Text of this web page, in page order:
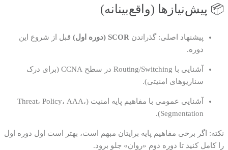
📦 پیش‌نیازها (واقع‌بینانه)
پیشنهاد اصلی: گذراندن SCOR (دوره اول)
قبل از شروع این
دوره.
آشنایی با Routing/Switching در سطح CCNA (برای درک
سناریوهای امنیتی).
آشنایی عمومی با مفاهیم پایه امنیت (Threat، Policy، AAA،
Segmentation).
نکته: اگر برخی مفاهیم پایه برایتان مبهم است، بهتر است اول دوره اول
را کامل کنید تا دوره دوم «روان» جلو برود.